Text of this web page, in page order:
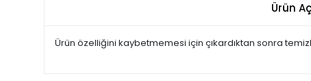
Ürün
Ürün özelliğini kaybetmemesi için çıkardıktan sonra